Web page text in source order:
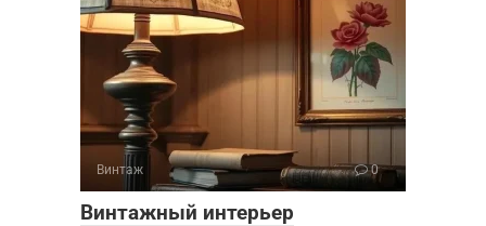
Винтаж 0
Винтажный интерьер